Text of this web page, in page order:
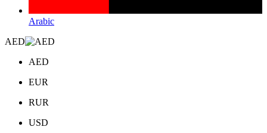
Arabic
AED
AED
EUR
RUR
USD